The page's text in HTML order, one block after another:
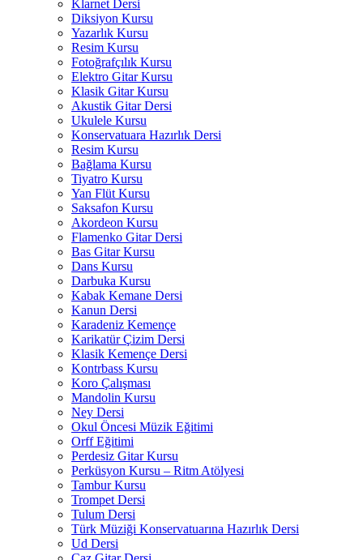
Klarnet Dersi
Diksiyon Kursu
Yazarlık Kursu
Resim Kursu
Fotoğrafçılık Kursu
Elektro Gitar Kursu
Klasik Gitar Kursu
Akustik Gitar Dersi
Ukulele Kursu
Konservatuara Hazırlık Dersi
Resim Kursu
Bağlama Kursu
Tiyatro Kursu
Yan Flüt Kursu
Saksafon Kursu
Akordeon Kursu
Flamenko Gitar Dersi
Bas Gitar Kursu
Dans Kursu
Darbuka Kursu
Kabak Kemane Dersi
Kanun Dersi
Karadeniz Kemençe
Karikatür Çizim Dersi
Klasik Kemençe Dersi
Kontrbass Kursu
Koro Çalışması
Mandolin Kursu
Ney Dersi
Okul Öncesi Müzik Eğitimi
Orff Eğitimi
Perdesiz Gitar Kursu
Perküsyon Kursu – Ritm Atölyesi
Tambur Kursu
Trompet Dersi
Tulum Dersi
Türk Müziği Konservatuarına Hazırlık Dersi
Ud Dersi